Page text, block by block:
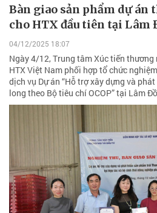
Bàn giao sản phẩm dự án
cho HTX đầu tiên tại Lâm
04/12/2025 18:07
Ngày 4/12, Trung tâm Xúc tiến
HTX Việt Nam phối hợp tổ chức
dịch vụ Dự án “Hỗ trợ xây dựng và
long theo Bộ tiêu chí OCOP” tại Lâm